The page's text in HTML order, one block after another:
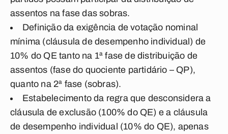
assentos na fase das sobras.
Definição da exigência de votação nominal
mínima (cláusula de desempenho individual) de
10% do QE tanto na 1ª fase de distribuição de
assentos (fase do quociente partidário – QP),
quanto na 2ª fase (sobras).
Estabelecimento da regra que desconsidera a
cláusula de exclusão (100% do QE) e a cláusula
de desempenho individual (10% do QE), apenas